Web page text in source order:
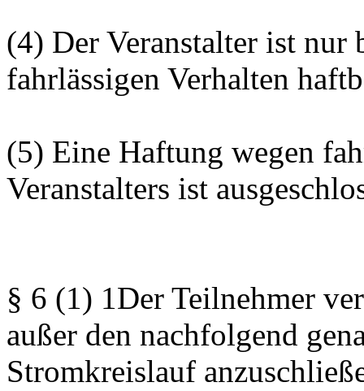
(4) Der Veranstalter ist nur
fahrlässigen Verhalten
(5) Eine Haftung wegen
Veranstalters ist
§ 6 (1) 1Der Teilnehmer
außer den nachfolgend
Stromkreislauf